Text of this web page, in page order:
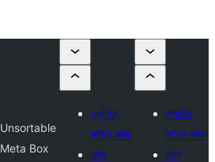
Unsortable
Meta Box
প্লাগিন
দাখিল কৰক
মোৰ
প্লাগিন
দাখিল কৰক
মোৰ